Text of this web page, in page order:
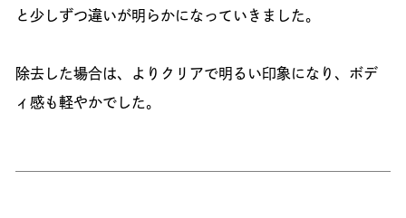
と少しずつ違いが明らかになっていきました。
除去した場合は、よりクリアで明るい印象になり、ボデ
ィ感も軽やかでした。